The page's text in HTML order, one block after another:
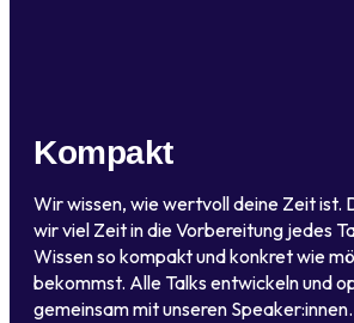
Kompakt
Wir wissen, wie wertvoll deine Zeit ist.
wir viel Zeit in die Vorbereitung jedes
Wissen so kompakt und konkret wie
bekommst. Alle Talks entwickeln und
gemeinsam mit unseren Speaker:innen.